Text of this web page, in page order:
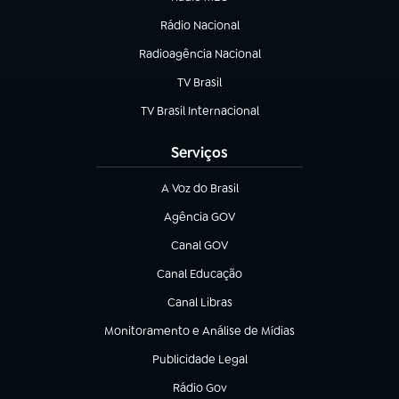
Rádio Nacional
Radioagência Nacional
(abre em nova aba)
TV Brasil
(abre em nova aba)
TV Brasil Internacional
(abre em nova aba)
Serviços
A Voz do Brasil
(abre em nova aba)
Agência GOV
(abre em nova aba)
Canal GOV
(abre em nova aba)
Canal Educação
(abre em nova aba)
Canal Libras
(abre em nova aba)
Monitoramento e Análise de Mídias
(abre em nova aba)
Publicidade Legal
(abre em nova aba)
Rádio Gov
(abre em nova aba)